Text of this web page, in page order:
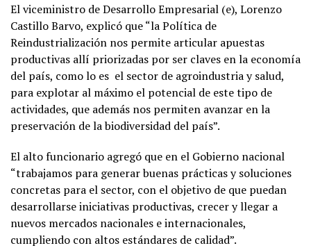
El viceministro de Desarrollo Empresarial (e), Lorenzo
Castillo Barvo, explicó que “la Política de
Reindustrialización nos permite articular apuestas
productivas allí priorizadas por ser claves en la economía
del país, como lo es el sector de agroindustria y salud,
para explotar al máximo el potencial de este tipo de
actividades, que además nos permiten avanzar en la
preservación de la biodiversidad del país”.
El alto funcionario agregó que en el Gobierno nacional
“trabajamos para generar buenas prácticas y soluciones
concretas para el sector, con el objetivo de que puedan
desarrollarse iniciativas productivas, crecer y llegar a
nuevos mercados nacionales e internacionales,
cumpliendo con altos estándares de calidad”.